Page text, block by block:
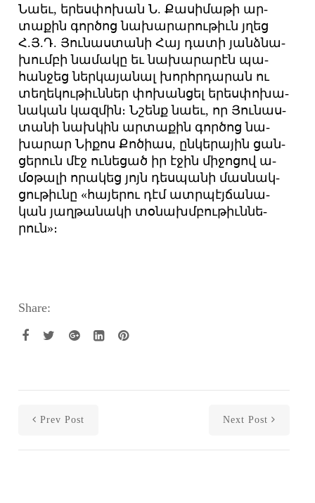
Նաեւ, ե­րես­փո­խան Ն. ­Քա­սի­մա­թի ար­
տա­քին գոր­ծոց նա­խա­րա­րու­թիւն յղեց
Հ.Յ.Դ. ­Յու­նաս­տա­նի ­Հայ դա­տի յանձ­նա­
խում­բի նա­մա­կը եւ նա­խա­րա­րէն պա­
հան­ջեց ներ­կա­յա­նալ խորհր­դա­րան ու
տե­ղե­կու­թիւն­ներ փո­խան­ցել ե­րես­փո­խա­
նա­կան կազ­մին։ Ն­շենք նաեւ, որ ­Յու­նաս­
տա­նի նախ­կին ար­տա­քին գոր­ծոց նա­
խա­րար ­Նի­քոս ­Քո­ծիաս, ըն­կե­րա­յին ցան­
ցե­րուն մէջ ու­նե­ցած իր է­ջին մի­ջո­ցով ա­
մօ­թա­լի ո­րա­կեց յոյն դես­պա­նի մաս­նակ­
ցու­թիւ­նը «հա­յե­րու դէմ ատր­պէյ­ճա­նա­
կան յաղ­թա­նա­կի տօ­նախմ­բու­թիւն­նե­
րուն»։
Share:
Prev Post Next Post